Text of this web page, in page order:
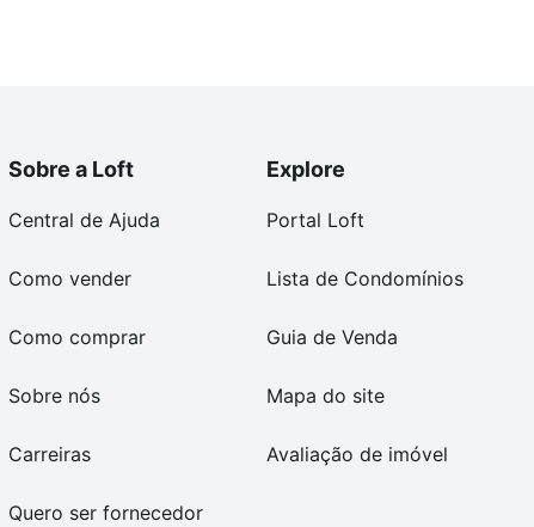
Sobre a Loft
Central de Ajuda
Como vender
Como comprar
Sobre nós
Carreiras
Quero ser fornecedor
Explore
Portal Loft
Lista de Condomínios
Guia de Venda
Mapa do site
Avaliação de imóvel